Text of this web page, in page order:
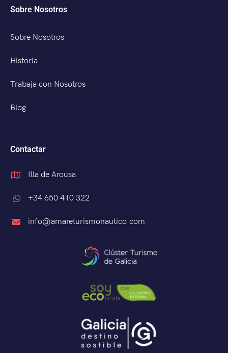
Sobre Nosotros
Sobre Nosotros
Historia
Trabaja con Nosotros
Blog
Contactar
Illa de Arousa
+34 650 410 322
info@amareturismonautico.com